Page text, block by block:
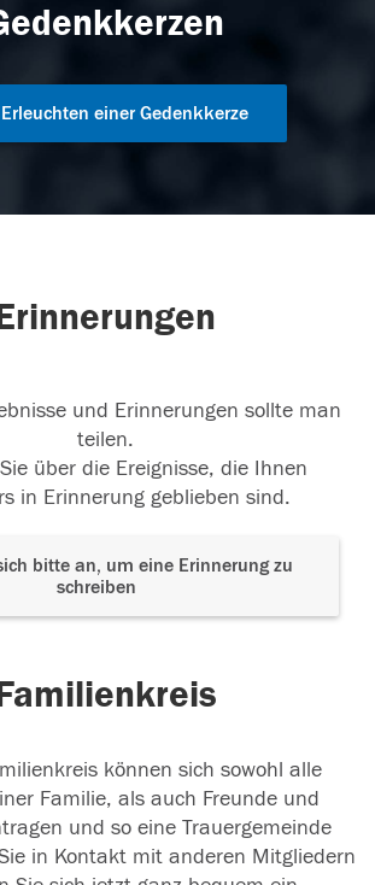
Erleuchten einer Gedenkkerze
und Erinnerungen sollte man
teilen.
über die Ereignisse, die Ihnen
in Erinnerung geblieben sind.
bitte an, um eine Erinnerung zu
schreiben
können sich sowohl alle
Familie, als auch Freunde und
und so eine Trauergemeinde
in Kontakt mit anderen Mitgliedern